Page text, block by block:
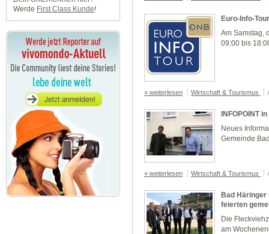
Werde First Class Kunde!
Euro-Info-
Am Samstag,
09:00 bis
» weiterlesen Wirtschaft & Tourismus
INFOPOINT
Neues
Gemeinde
» weiterlesen Wirtschaft & Tourismus
Bad
feierten
Die
am